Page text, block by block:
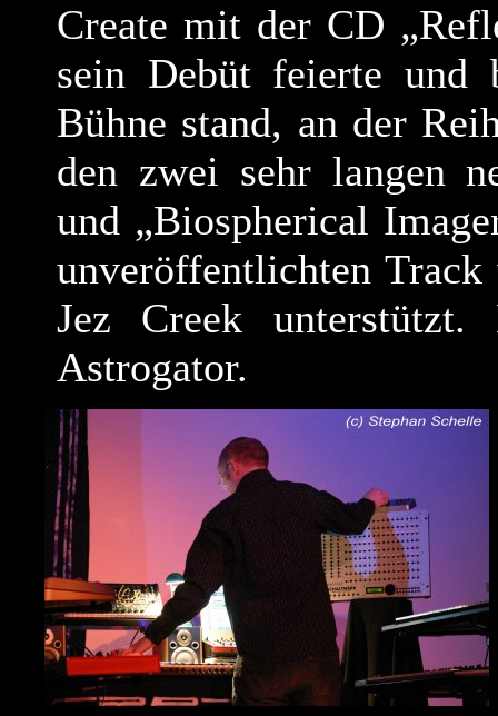
Create mit der CD
sein Debüt feierte und
Bühne stand, an der
den zwei sehr langen
und „Biospherical
unveröffentlichten
Jez Creek
Astrogator.